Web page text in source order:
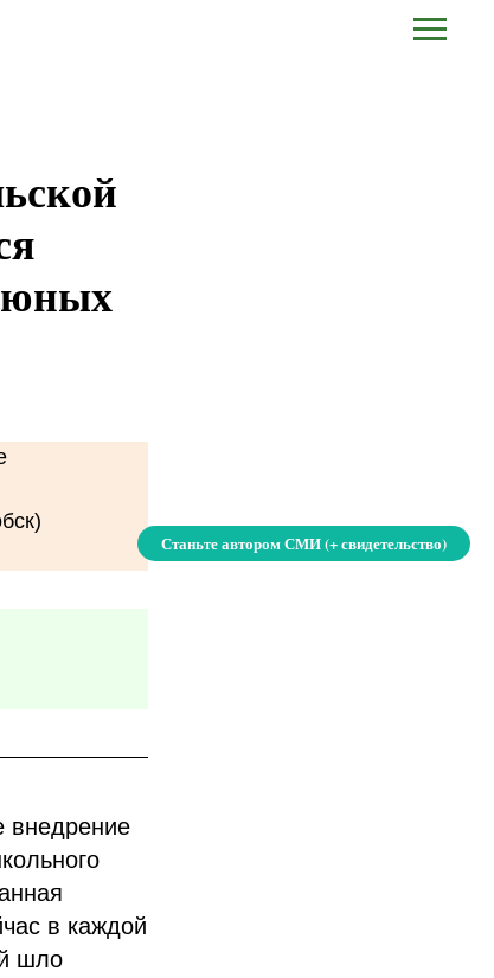
Станьте автором СМИ (+ свидетельство)
юных
внедрение
в каждой
шло